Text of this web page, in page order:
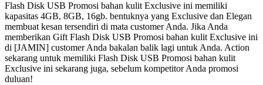
Flash Disk USB Promosi bahan kulit Exclusive ini memiliki
kapasitas 4GB, 8GB, 16gb. bentuknya yang Exclusive dan Elegan
membuat kesan tersendiri di mata customer Anda. Jika Anda
memberikan Gift Flash Disk USB Promosi bahan kulit Exclusive ini
di [JAMIN] customer Anda bakalan balik lagi untuk Anda. Action
sekarang untuk memiliki Flash Disk USB Promosi bahan kulit
Exclusive ini sekarang juga, sebelum kompetitor Anda promosi
duluan!